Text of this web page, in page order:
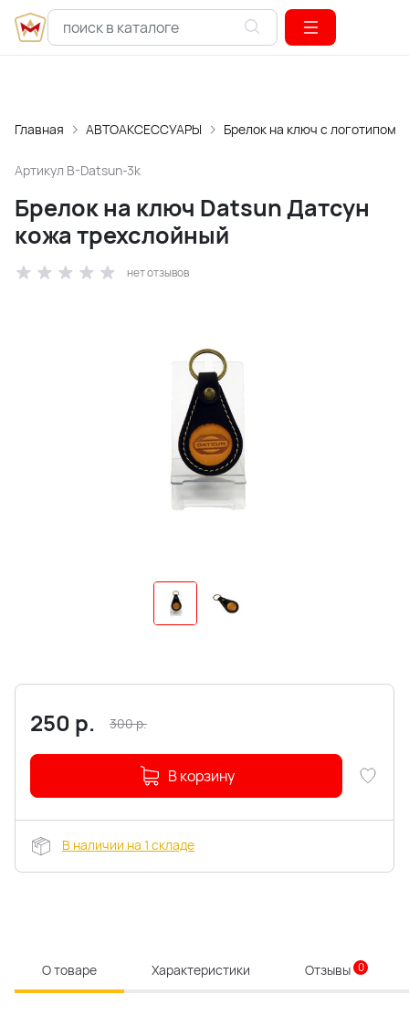
Главная АВТОАКСЕССУАРЫ Брелок на ключ с логотипом
Артикул B-Datsun-3k
Брелок на ключ Datsun Датсун
кожа трехслойный
нет отзывов
250 р. 300р.
В корзину
В наличии на 1 складе
О товаре Характеристики Отзывы 0